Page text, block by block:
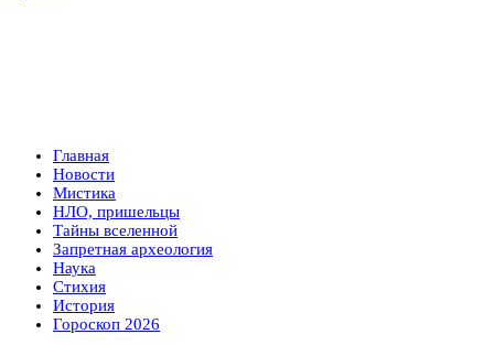
Главная
Новости
Мистика
НЛО, пришельцы
Тайны вселенной
Запретная археология
Наука
Стихия
История
Гороскоп 2026